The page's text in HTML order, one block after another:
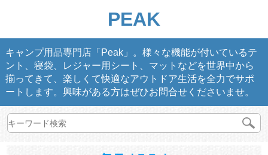
PEAK
キャンプ用品専門店「Peak」。様々な機能が付いているテ
ント、寝袋、レジャー用シート、マットなどを世界中から
揃ってきて、楽しくて快適なアウトドア生活を全力でサポ
ートします。興味がある方はぜひお問合せくださいませ。